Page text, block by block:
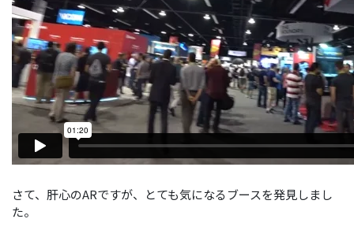
さて、肝心のARですが、とても気になるブースを発見しまし
た。